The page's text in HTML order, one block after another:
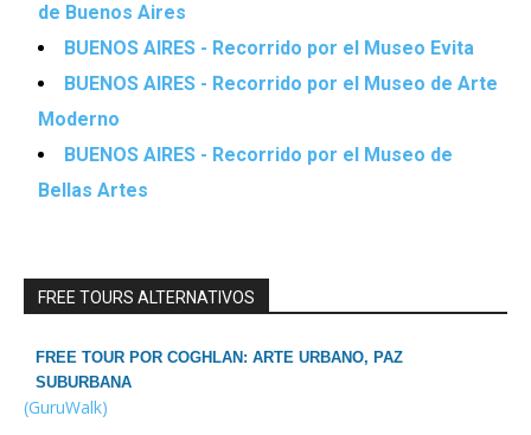
de Buenos Aires
BUENOS AIRES - Recorrido por el Museo Evita
BUENOS AIRES - Recorrido por el Museo de Arte
Moderno
BUENOS AIRES - Recorrido por el Museo de
Bellas Artes
FREE TOURS ALTERNATIVOS
FREE TOUR POR COGHLAN: ARTE URBANO, PAZ
SUBURBANA
(GuruWalk)